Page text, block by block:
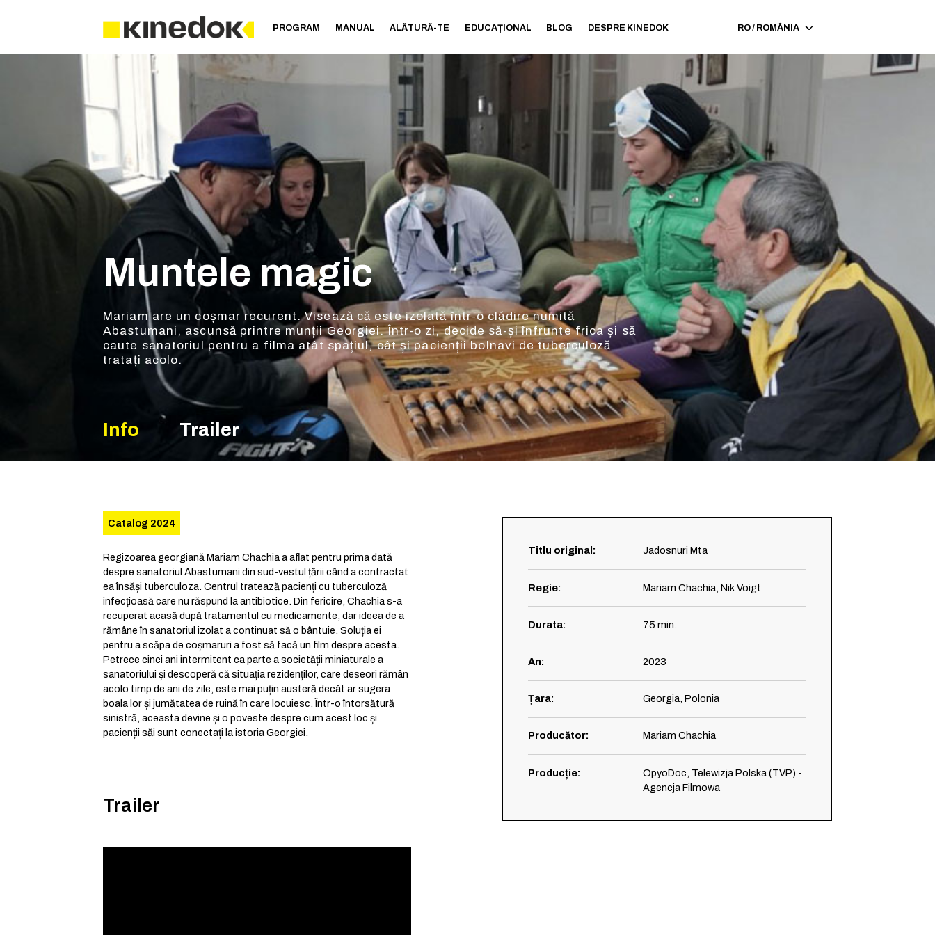
PROGRAM MANUAL ALĂTURĂ-TE EDUCAȚIONAL BLOG DESPRE KINEDOK RO/ ROMÂNIA
Muntele magic
Mariam are un coșmar recurent. Visează că este izolată într-o clădire numită
Abastumani, ascunsă printre munții Georgiei. Într-o zi, decide să-și înfrunte frica și să
caute sanatoriul pentru a filma atât spațiul, cât și pacienții bolnavi de tuberculoză
tratați acolo.
Info Trailer
Catalog 2024
Regizoarea georgiană Mariam Chachia a aflat pentru prima dată
despre sanatoriul Abastumani din sud-vestul țării când a contractat
ea însăși tuberculoza. Centrul tratează pacienți cu tuberculoză
infecțioasă care nu răspund la antibiotice. Din fericire, Chachia s-a
recuperat acasă după tratamentul cu medicamente, dar ideea de a
rămâne în sanatoriul izolat a continuat să o bântuie. Soluția ei
pentru a scăpa de coșmaruri a fost să facă un film despre acesta.
Petrece cinci ani intermitent ca parte a societății miniaturale a
sanatoriului și descoperă că situația rezidenților, care deseori rămân
acolo timp de ani de zile, este mai puțin austeră decât ar sugera
boala lor și jumătatea de ruină în care locuiesc. Într-o întorsătură
sinistră, aceasta devine și o poveste despre cum acest loc și
pacienții săi sunt conectați la istoria Georgiei.
Trailer
Titlu original : Jadosnuri Mta
Regie: Mariam Chachia, Nik Voigt
Durata: 75 min.
An: 2023
Țara: Georgia, Polonia
Producător: Mariam Chachia
Producție:
OpyoDoc, Telewizja Polska (TVP) -
Agencja Filmowa